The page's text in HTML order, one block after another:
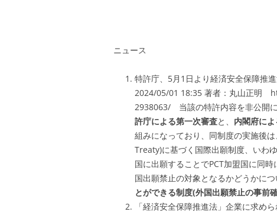
ニュース
特許庁、5月1日より経済安全保障推
2024/05/01 18:35 著者：丸山正明
2938063/ 当該の特許内容を非公開
許庁による第一次審査と、 内閣府に
組みになっており、同制度の実施後
Treaty)に基づく国際出願制度、いわ
国に出願することでPCT加盟国に同
国出願禁止の対象となるかどうかに
とができる制度(外国出願禁止の事前
「経済安全保障推進法」企業に求め